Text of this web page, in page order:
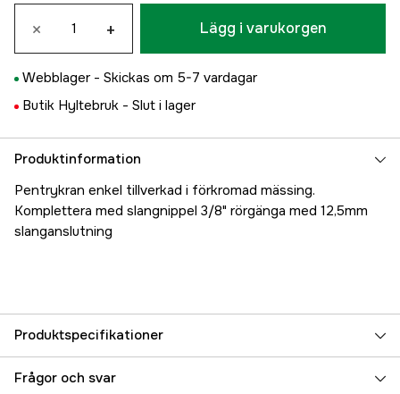
× + Lägg i varukorgen
Webblager - Skickas om 5-7 vardagar
Butik Hyltebruk - Slut i lager
Produktinformation
Pentrykran enkel tillverkad i förkromad mässing.
Komplettera med slangnippel 3/8" rörgänga med 12,5mm
slanganslutning
Produktspecifikationer
Referensnummer 5000022097
Frågor och svar